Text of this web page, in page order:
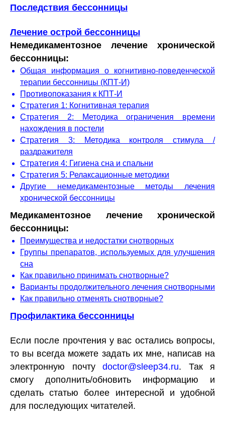
Последствия бессонницы
Лечение острой бессонницы
Немедикаментозное лечение хронической
бессонницы:
Общая информация о когнитивно-поведенческой
терапии бессонницы (КПТ-И)
Противопоказания к КПТ-И
Стратегия 1: Когнитивная терапия
Стратегия 2: Методика ограничения времени
нахождения в постели
Стратегия 3: Методика контроля стимула /
раздражителя
Стратегия 4: Гигиена сна и спальни
Стратегия 5: Релаксационные методики
Другие немедикаментозные методы лечения
хронической бессонницы
Медикаментозное лечение хронической
бессонницы:
Преимущества и недостатки снотворных
Группы препаратов, используемых для улучшения
сна
Как правильно принимать снотворные?
Варианты продолжительного лечения снотворными
Как правильно отменять снотворные?
Профилактика бессонницы
Если после прочтения у вас остались вопросы,
то вы всегда можете задать их мне, написав на
электронную почту doctor@sleep34.ru. Так я
смогу дополнить/обновить информацию и
сделать статью более интересной и удобной
для последующих читателей.